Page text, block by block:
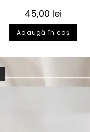
45,00 lei
Adaugă în coș